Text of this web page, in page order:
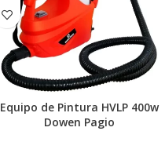
Equipo de Pintura HVLP 400w
Dowen Pagio